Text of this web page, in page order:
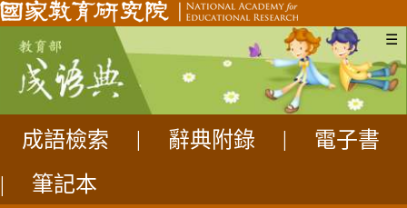
☰
成語檢索 辭典附錄
電子書
|
筆記本